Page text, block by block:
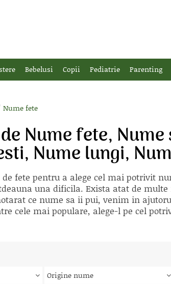
Bebelusi Copii Pediatrie Parenting
Nume fete
Nume fete,
Nume lungi,
fete pentru a alege cel mai potrivit
una dificila. Exista atat de
ce nume sa ii pui, venim in
cele mai populare, alege-l pe cel
Origine nume